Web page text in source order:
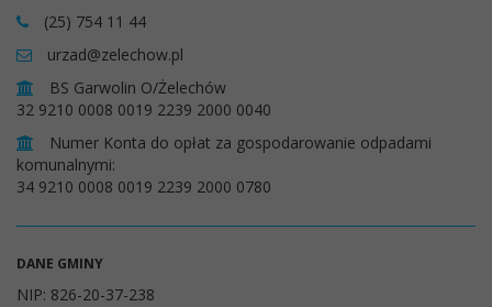
(25) 754 11 44
urzad@zelechow.pl
BS Garwolin O/Żelechów
32 9210 0008 0019 2239 2000 0040
Numer Konta do opłat za gospodarowanie odpadami
komunalnymi:
34 9210 0008 0019 2239 2000 0780
DANE GMINY
NIP: 826-20-37-238